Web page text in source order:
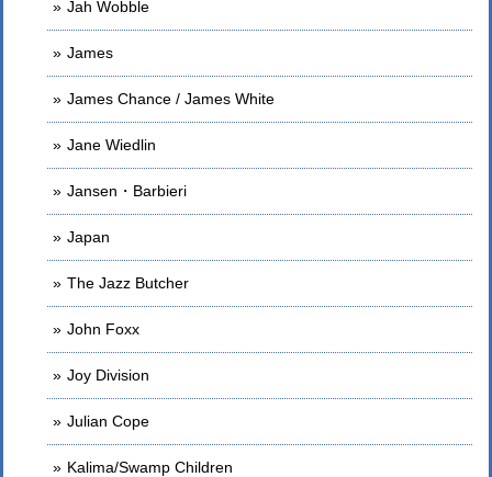
Jah Wobble
James
James Chance / James White
Jane Wiedlin
Jansen・Barbieri
Japan
The Jazz Butcher
John Foxx
Joy Division
Julian Cope
Kalima/Swamp Children